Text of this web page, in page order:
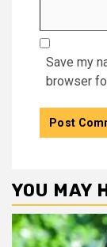
Save my
browser
YOU MAY